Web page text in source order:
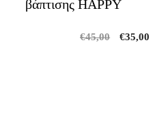
βάπτισης HAPPY
€45,00
Original
€35,00